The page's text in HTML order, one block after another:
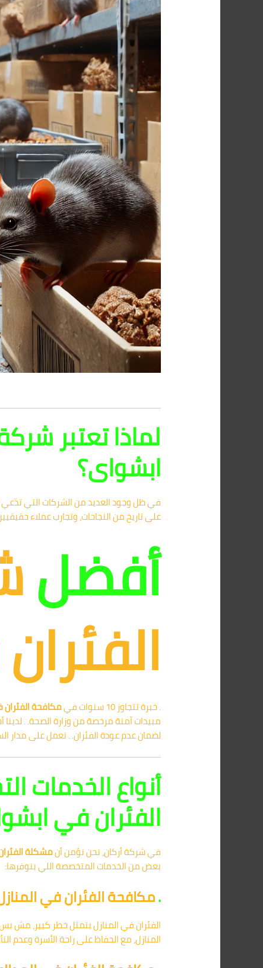
لماذا تعتبر
ابشواى؟
في ظل وجود العديد من الشركات التي
على تاريخ من النجاحات، وتجارب عملاء
أفضل
. خبرة تتجاوز 10 سنوات في مكافحة الفئران
مبيدات آمنة مرخصة من وزارة الصحة. .
لضمان عدم عودة الفئران. . نعمل على مدار
أنواع الخدمات
الفئران في
في شركة أركان، نحن نؤمن أنمشكلة
بعض من الخدمات المتخصصة اللي بنوفرها:
.مكافحة الفئران في
الفئران في المنازل بتمثل خطر كبير، مش
المنازل، مع الحفاظ على راحة الأسرة وعدم